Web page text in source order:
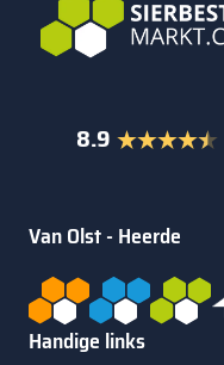
8.9
Van Olst - Heerde
Handige links